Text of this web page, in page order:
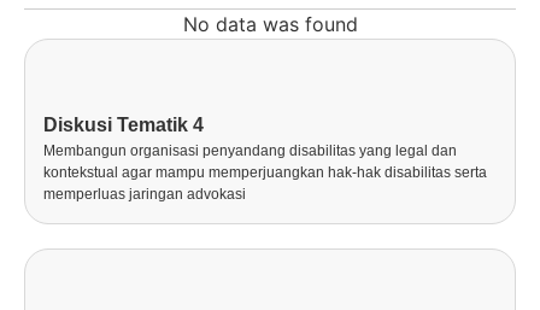
No data was found
Diskusi Tematik 4
Membangun organisasi penyandang disabilitas yang legal dan
kontekstual agar mampu memperjuangkan hak-hak disabilitas serta
memperluas jaringan advokasi